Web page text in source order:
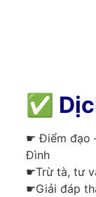
✅
☛ Điểm đạo
Đình
☛Trừ tà, tư
☛Giải đáp